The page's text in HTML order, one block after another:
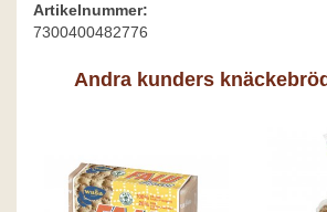
Artikelnummer:
7300400482776
Andra kunders